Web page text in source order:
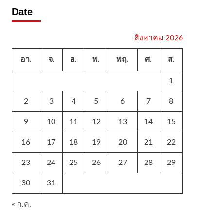
Date
สิงหาคม 2026
อา. จ. อ. พ. พฤ. ศ. ส.
1
2 3 4 5 6 7 8
9 10 11 12 13 14 15
16 17 18 19 20 21 22
23 24 25 26 27 28 29
30 31
« ก.ค.